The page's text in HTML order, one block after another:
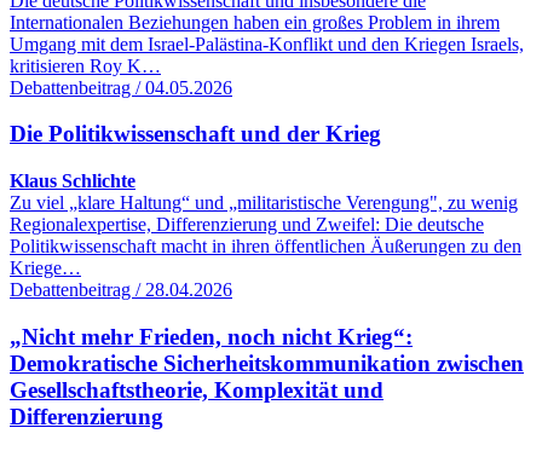
Internationalen Beziehungen haben ein großes Problem in ihrem
Umgang mit dem Israel-Palästina-Konflikt und den Kriegen Israels,
kritisieren Roy K…
Debattenbeitrag / 04.05.2026
Die Politikwissenschaft und der Krieg
Klaus Schlichte
Zu viel „klare Haltung“ und „militaristische Verengung", zu wenig
Regionalexpertise, Differenzierung und Zweifel: Die deutsche
Politikwissenschaft macht in ihren öffentlichen Äußerungen zu den
Kriege…
Debattenbeitrag / 28.04.2026
„Nicht mehr Frieden, noch nicht Krieg“:
Demokratische Sicherheitskommunikation zwischen
Gesellschaftstheorie, Komplexität und
Differenzierung